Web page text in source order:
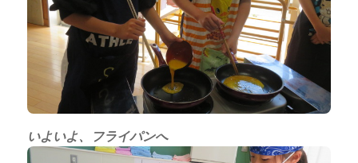
いよいよ、フライパンへ